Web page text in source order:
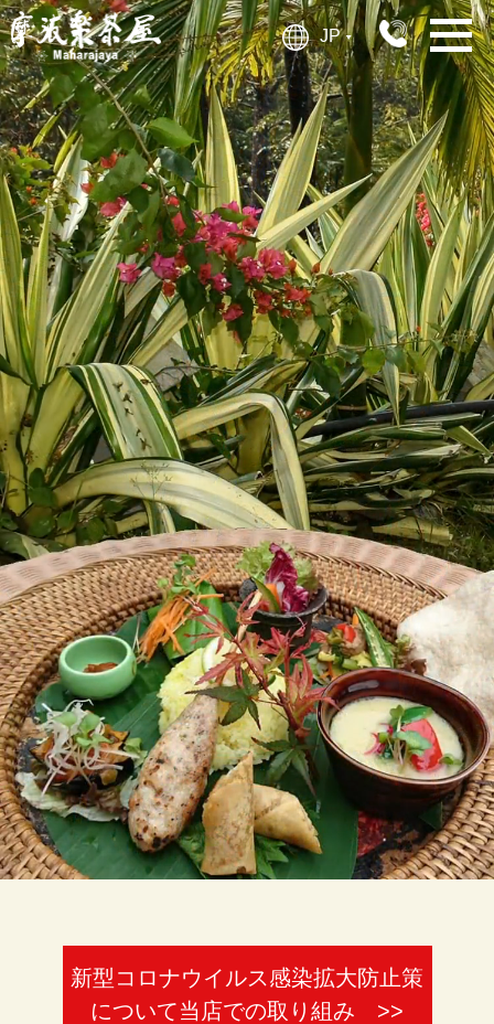
JP▶︎
新型コロナウイルス感染拡大防止策
について当店での取り組み >>